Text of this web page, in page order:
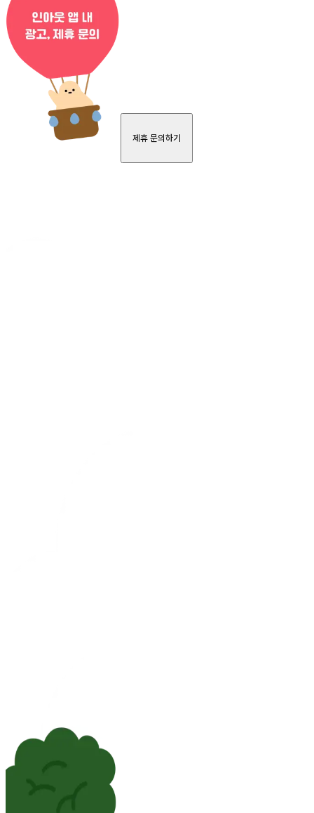
제휴 문의하기